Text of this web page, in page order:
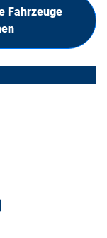
Fahrzeuge